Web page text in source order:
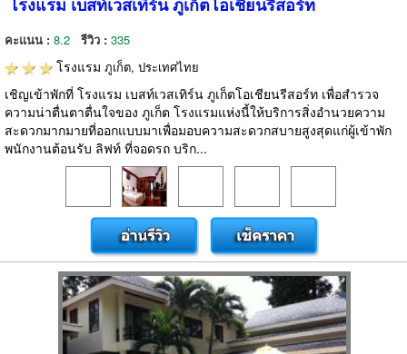
คะแนน : 8.2 รีวิว : 335
โรงแรม ภูเก็ต, ประเทศไทย
เชิญเข้าพักที่ โรงแรม เบสท์เวสเทิร์น ภูเก็ตโอเชียนรีสอร์ท เพื่อสำรวจ
ความน่าตื่นตาตื่นใจของ ภูเก็ต โรงแรมแห่งนี้ให้บริการสิ่งอำนวยความ
สะดวกมากมายที่ออกแบบมาเพื่อมอบความสะดวกสบายสูงสุดแก่ผู้เข้าพัก
พนักงานต้อนรับ ลิฟท์ ที่จอดรถ บริก...